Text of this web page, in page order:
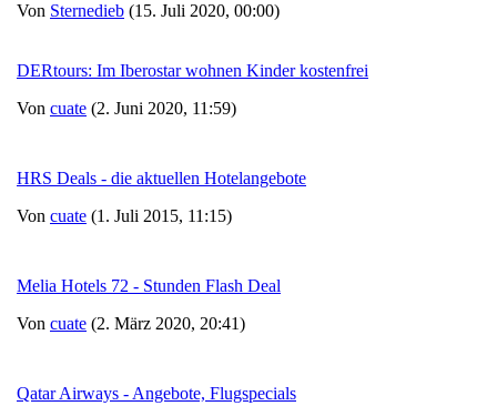
Von Sternedieb (15. Juli 2020, 00:00)
DERtours: Im Iberostar wohnen Kinder kostenfrei
Von cuate (2. Juni 2020, 11:59)
HRS Deals - die aktuellen Hotelangebote
Von cuate (1. Juli 2015, 11:15)
Melia Hotels 72 - Stunden Flash Deal
Von cuate (2. März 2020, 20:41)
Qatar Airways - Angebote, Flugspecials